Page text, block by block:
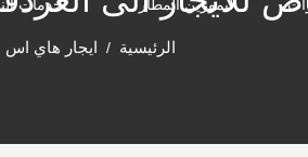
ليموزين المطار خدمات
الرئيسية ايجار هاي اس